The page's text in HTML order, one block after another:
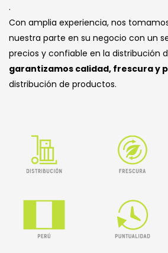
.
Con amplia experiencia, nos
nuestra parte en su negocio con un
precios y confiable en la distribución
garantizamos calidad, frescura y
distribución de productos.